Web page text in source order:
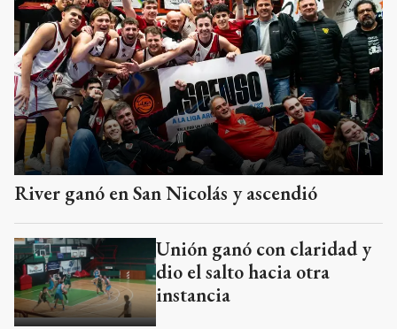
River ganó en San Nicolás y ascendió
Unión ganó con claridad y
dio el salto hacia otra
instancia